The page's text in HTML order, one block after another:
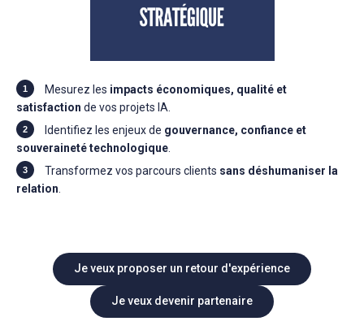
Mesurez les impacts économiques, qualité et
satisfaction de vos projets IA.
Identifiez les enjeux de gouvernance, confiance et
souveraineté technologique
Transformez vos parcours clients sans déshumaniser la
relation
Je veux proposer un retour d'expérience
Je veux devenir partenaire